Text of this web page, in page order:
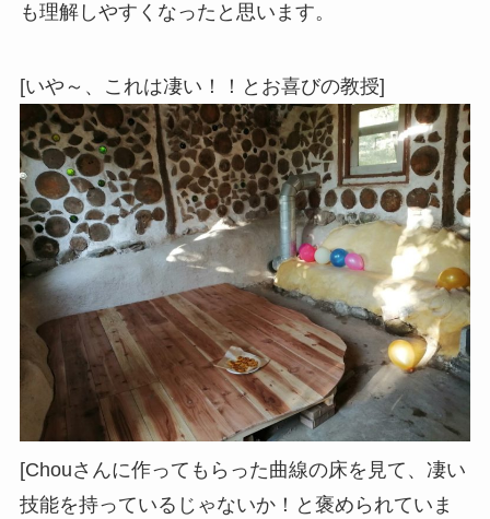
も理解しやすくなったと思います。
[いや～、これは凄い！！とお喜びの教授]
[Chouさんに作ってもらった曲線の床を見て、凄い
技能を持っているじゃないか！と褒められていま